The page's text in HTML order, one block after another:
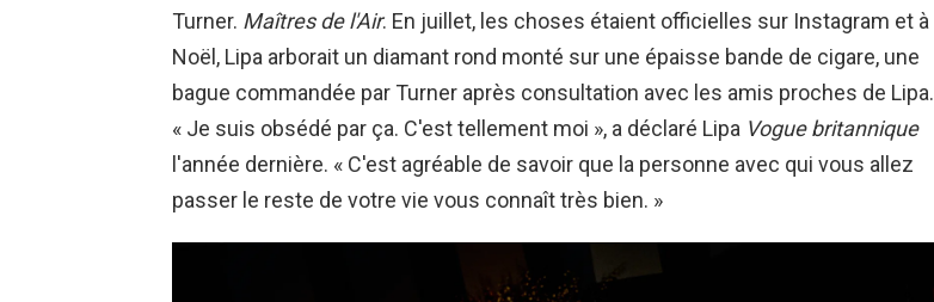
Turner. Maîtres de l'Air. En juillet, les choses étaient officielles sur Instagram et à
Noël, Lipa arborait un diamant rond monté sur une épaisse bande de cigare, une
bague commandée par Turner après consultation avec les amis proches de Lipa.
« Je suis obsédé par ça. C'est tellement moi », a déclaré Lipa Vogue britannique
l'année dernière. « C'est agréable de savoir que la personne avec qui vous allez
passer le reste de votre vie vous connaît très bien. »